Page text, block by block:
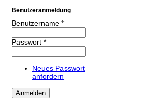
Benutzeranmeldung
Benutzername *
Passwort *
Neues Passwort
anfordern